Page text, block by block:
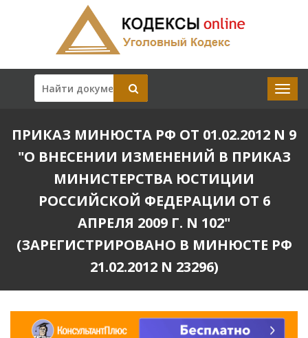
ПРИКАЗ МИНЮСТА РФ ОТ 01.02.2012 N 9
"О ВНЕСЕНИИ ИЗМЕНЕНИЙ В ПРИКАЗ
МИНИСТЕРСТВА ЮСТИЦИИ
РОССИЙСКОЙ ФЕДЕРАЦИИ ОТ 6
АПРЕЛЯ 2009 Г. N 102"
(ЗАРЕГИСТРИРОВАНО В МИНЮСТЕ РФ
21.02.2012 N 23296)